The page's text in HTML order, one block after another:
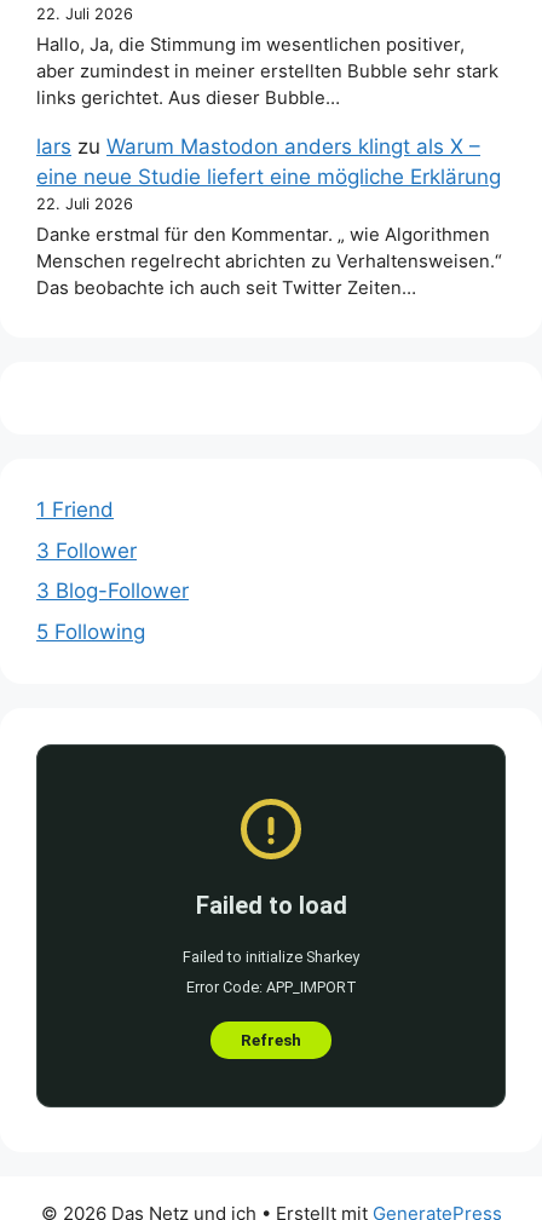
22. Juli 2026
Hallo, Ja, die Stimmung im wesentlichen positiver,
aber zumindest in meiner erstellten Bubble sehr stark
links gerichtet. Aus dieser Bubble…
lars zu Warum Mastodon anders klingt als X –
eine neue Studie liefert eine mögliche Erklärung
22. Juli 2026
Danke erstmal für den Kommentar. „ wie Algorithmen
Menschen regelrecht abrichten zu Verhaltensweisen.“
Das beobachte ich auch seit Twitter Zeiten…
1 Friend
3 Follower
3 Blog-Follower
5 Following
© 2026 Das Netz und ich • Erstellt mit GeneratePress